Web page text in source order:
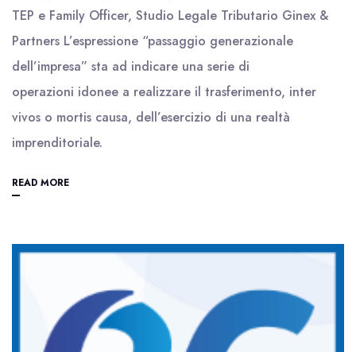
TEP e Family Officer, Studio Legale Tributario Ginex &
Partners L’espressione “passaggio generazionale
dell’impresa” sta ad indicare una serie di
operazioni idonee a realizzare il trasferimento, inter
vivos o mortis causa, dell’esercizio di una realtà
imprenditoriale.
READ MORE